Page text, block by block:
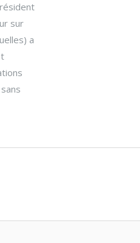
sur
a